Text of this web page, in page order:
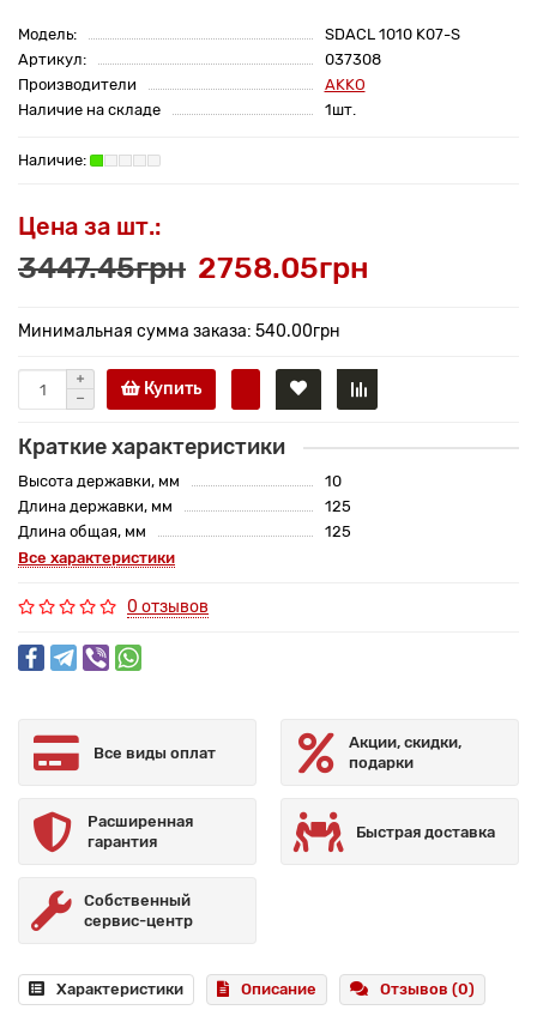
Модель:
SDACL 1010 K07-S
Артикул:
037308
Производители
AKKO
Наличие на складе
1шт.
Цена за шт.:
3447.45грн 2758.05грн
Минимальная сумма заказа: 540.00грн
Купить
Краткие характеристики
Высота державки, мм
10
Длина державки, мм
125
Длина общая, мм
125
Все характеристики
0 отзывов
Все виды оплат
Акции, скидки,
подарки
Расширенная
гарантия
Быстрая доставка
Собственный
сервис-центр
Характеристики Описание Отзывов (0)